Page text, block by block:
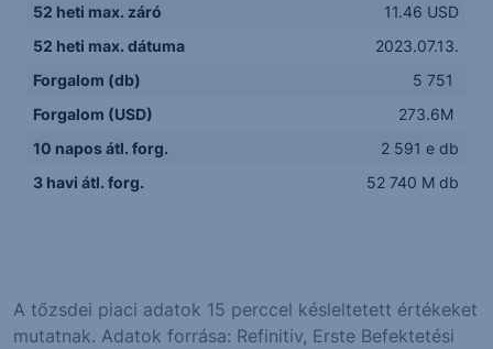
52 heti max. záró
11.46 USD
52 heti max. dátuma
2023.07.13.
Forgalom (db)
5 751
Forgalom (USD)
273.6M
10 napos átl. forg.
2 591 e db
3 havi átl. forg.
52 740 M db
A tőzsdei piaci adatok 15 perccel késleltetett értékeket
mutatnak. Adatok forrása: Refinitiv, Erste Befektetési